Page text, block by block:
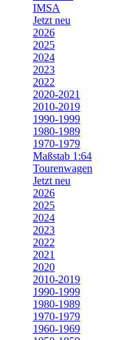
IMSA
Jetzt neu
2026
2025
2024
2023
2022
2020-2021
2010-2019
1990-1999
1980-1989
1970-1979
Maßstab 1:64
Tourenwagen
Jetzt neu
2026
2025
2024
2023
2022
2021
2020
2010-2019
1990-1999
1980-1989
1970-1979
1960-1969